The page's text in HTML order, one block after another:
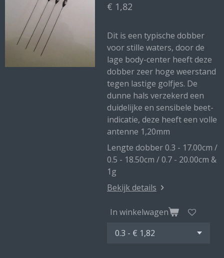
€ 1,82
Dit is een typische dobber
voor stille waters, door de
lage body-center heeft deze
dobber zeer hoge weerstand
tegen lastige golfjes. De
dunne hals verzekerd een
duidelijke en sensibele beet-
indicatie, deze heeft een volle
antenne 1,20mm
Lengte dobber 0.3 - 17.00cm /
0.5 - 18.50cm / 0.7 - 20.00cm &
1g
Bekijk details
In winkelwagen